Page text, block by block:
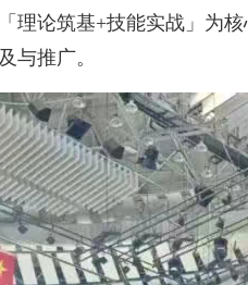
理论筑基+技能实战」为
与推广。